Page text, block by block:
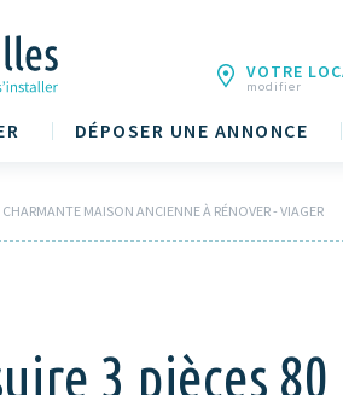
DÉPOSER UNE ANNONCE
VOTRE
modifier
CHARMANTE MAISON ANCIENNE À RÉNOVER - VIAGER
3 pièces 80